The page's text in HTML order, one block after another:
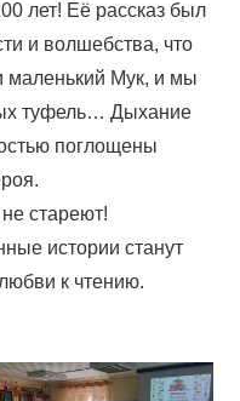
лет! Её рассказ был
и волшебства, что
маленький Мук, и мы
туфель… Дыхание
поглощены
стареют!
истории станут
к чтению.